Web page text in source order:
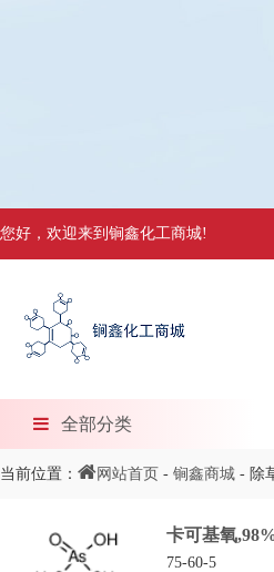
您好，欢迎来到锏鑫化工商城!
全部分类
当前位置： 网站首页 - 锏鑫商城 - 除
卡可基氧
75-60-5